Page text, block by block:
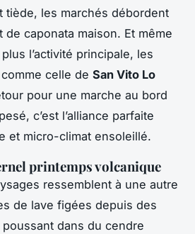
tiède, les marchés débordent
caponata maison. Et même
l’activité principale, les
celle de San Vito Lo
pour une marche au bord
c’est l’alliance parfaite
et micro-climat ensoleillé.
printemps volcanique
ressemblent à une autre
de lave figées depuis des
dans du cendre